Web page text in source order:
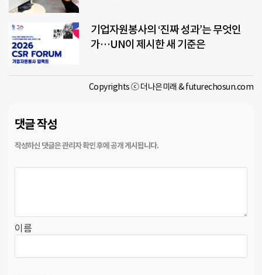
기업자원봉사의 ‘진짜 성과’는 무엇인
가…UN이 제시한 새 기준은
Copyrights ⓒ 더나은미래 & futurechosun.com
댓글 작성
이름